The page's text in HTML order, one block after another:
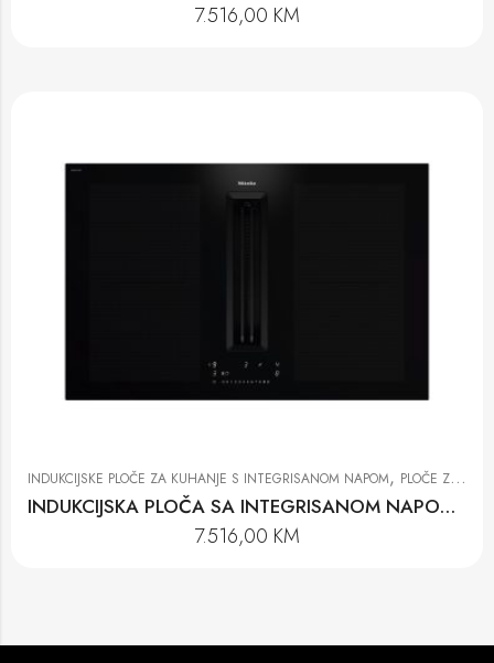
7.516,00 KM
INDUKCIJSKE PLOČE ZA KUHANJE S INTEGRISANOM NAPOM, PLOČE ZA KUHANJE
INDUKCIJSKA PLOČA SA INTEGRISANOM NAPOM KMDA 7676-1 FL BlackPerfection
7.516,00 KM